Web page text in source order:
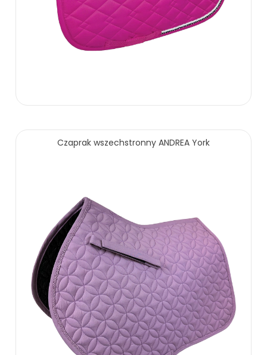
Czaprak wszechstronny ANDREA York